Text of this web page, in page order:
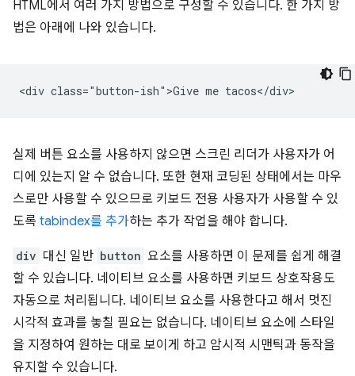
HTML에서 여러 가지 방법으로 구성할 수 있습니다. 한 가지 방
법은 아래에 나와 있습니다.
<div class="button-ish">Give me tacos</div>
실제 버튼 요소를 사용하지 않으면 스크린 리더가 사용자가 어
디에 있는지 알 수 없습니다. 또한 현재 코딩된 상태에서는 마우
스로만 사용할 수 있으므로 키보드 전용 사용자가 사용할 수 있
도록 tabindex를 추가하는 추가 작업을 해야 합니다.
div 대신 일반 button 요소를 사용하면 이 문제를 쉽게 해결
할 수 있습니다. 네이티브 요소를 사용하면 키보드 상호작용도
자동으로 처리됩니다. 네이티브 요소를 사용한다고 해서 멋진
시각적 효과를 놓칠 필요는 없습니다. 네이티브 요소에 스타일
을 지정하여 원하는 대로 보이게 하고 암시적 시맨틱과 동작을
유지할 수 있습니다.